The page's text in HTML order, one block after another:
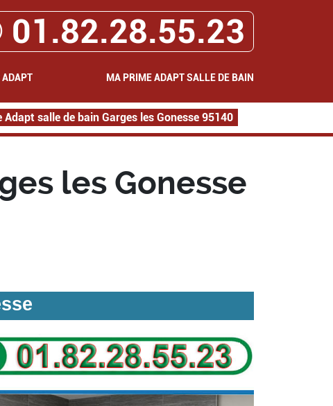
ADAPT MA PRIME ADAPT SALLE DE BAIN
Adapt salle de bain Garges les Gonesse 95140
les Gonesse